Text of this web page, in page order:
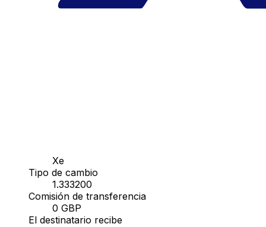
Xe
Tipo de cambio
1.333200
Comisión de transferencia
0 GBP
El destinatario recibe